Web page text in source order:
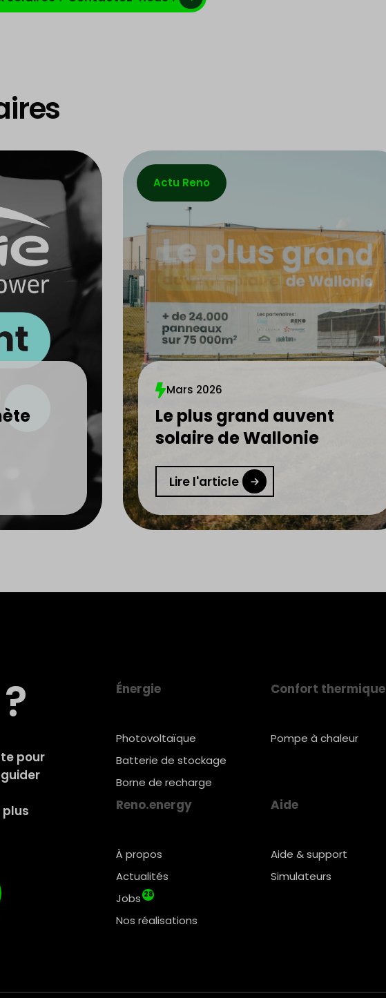
Actu Reno
Mars 2026
Le plus grand auvent
solaire de Wallonie
Lire l'article
pour
plus
Énergie
Photovoltaïque
Batterie de stockage
Borne de recharge
Confort thermique
Pompe à chaleur
Reno.energy
À propos
Actualités
Jobs 28
Nos réalisations
Aide
Aide & support
Simulateurs